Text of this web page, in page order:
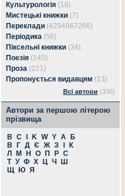
Культурологія (18)
Мистецькі книжки (7)
Переклади (4294967266)
Періодика (56)
Піксельні книжки (34)
Поезія (145)
Проза (221)
Пропонується видавцям (13)
Всі автори (336)
Автори за першою літерою
прізвища
B C K W Y А
Б
В
Г Д Є Ж З
К
Л
М Н О П Р С
Т У Ф Х Ц Ч
Ш
Щ
Ю Я